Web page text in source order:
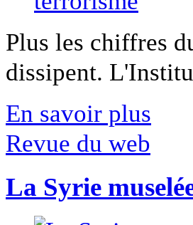
Plus les chiffres
dissipent.
En savoir plus
Revue du web
La Syrie